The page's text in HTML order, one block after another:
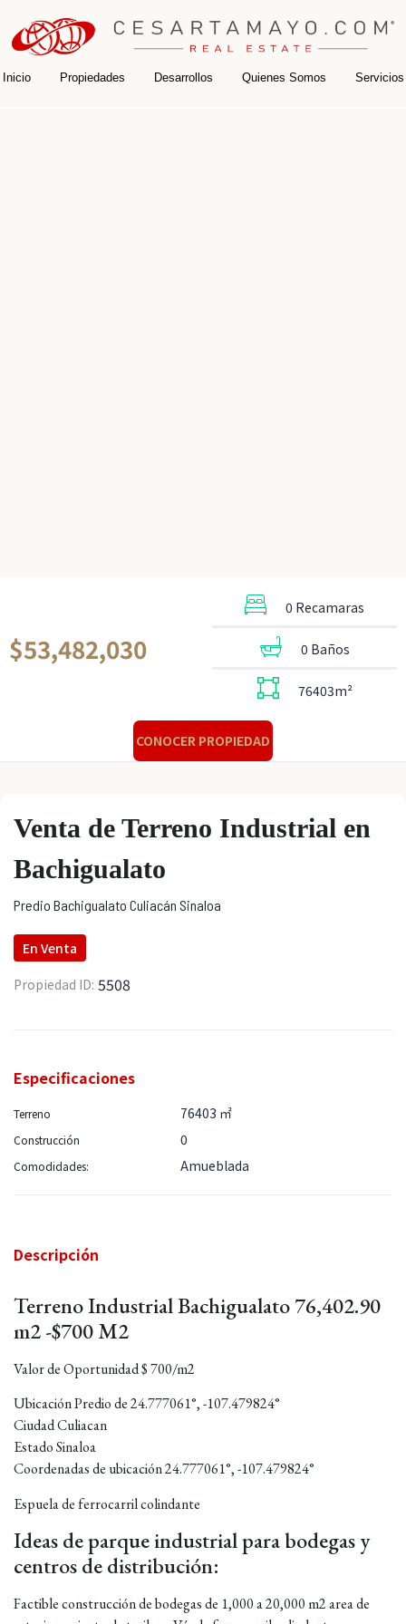
Inicio Propiedades Desarrollos Quienes Somos Servicios
$53,482,030
0 Recamaras
0 Baños
76403m²
CONOCER PROPIEDAD
Venta de Terreno Industrial en
Bachigualato
Predio Bachigualato Culiacán Sinaloa
En Venta
Propiedad ID: 5508
Especificaciones
Terreno 76403 ㎡
Construcción 0
Comodidades: Amueblada
Descripción
Terreno Industrial Bachigualato 76,402.90
m2 -$700 M2
Valor de Oportunidad $ 700/m2
Ubicación Predio de 24.777061°, -107.479824°
Ciudad Culiacan
Estado Sinaloa
Coordenadas de ubicación 24.777061°, -107.479824°
Espuela de ferrocarril colindante
Ideas de parque industrial para bodegas y
centros de distribución:
Factible construcción de bodegas de 1,000 a 20,000 m2 area de